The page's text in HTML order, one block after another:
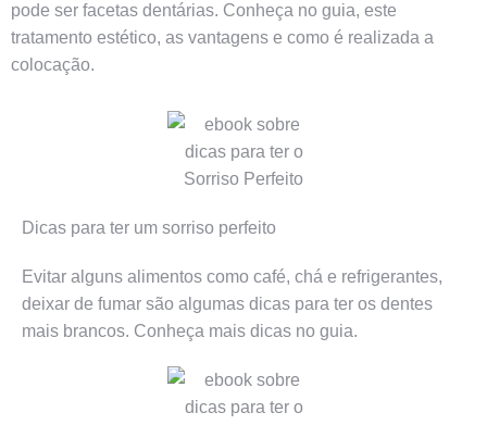
pode ser facetas dentárias. Conheça no guia, este
tratamento estético, as vantagens e como é realizada a
colocação.
Dicas para ter um sorriso perfeito
Evitar alguns alimentos como café, chá e refrigerantes,
deixar de fumar são algumas dicas para ter os dentes
mais brancos. Conheça mais dicas no guia.